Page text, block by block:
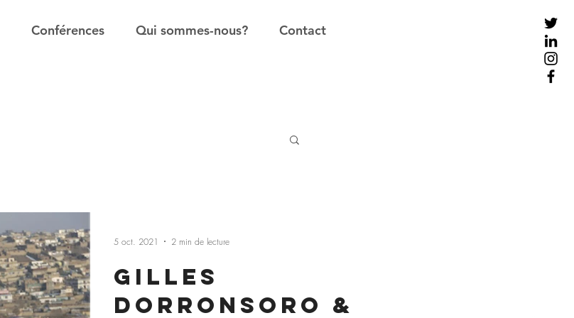
Conférences Qui sommes-nous? Contact
Gilles
Dorronsoro &
5 oct. 2021 2 min de lecture